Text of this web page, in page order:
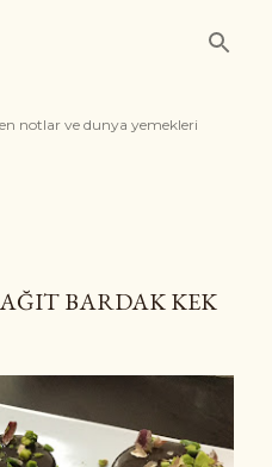
notlar ve dunya yemekleri
BARDAK KEK